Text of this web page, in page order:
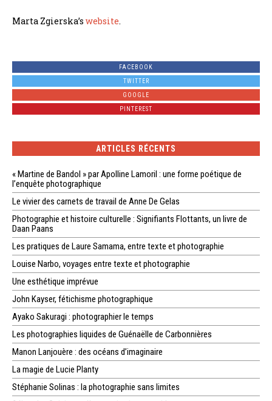
Marta Zgierska’s website.
FACEBOOK
TWITTER
GOOGLE
PINTEREST
ARTICLES RÉCENTS
« Martine de Bandol » par Apolline Lamoril : une forme poétique de
l’enquête photographique
Le vivier des carnets de travail de Anne De Gelas
Photographie et histoire culturelle : Signifiants Flottants, un livre de
Daan Paans
Les pratiques de Laure Samama, entre texte et photographie
Louise Narbo, voyages entre texte et photographie
Une esthétique imprévue
John Kayser, fétichisme photographique
Ayako Sakuragi : photographier le temps
Les photographies liquides de Guénaëlle de Carbonnières
Manon Lanjouère : des océans d’imaginaire
La magie de Lucie Planty
Stéphanie Solinas : la photographie sans limites